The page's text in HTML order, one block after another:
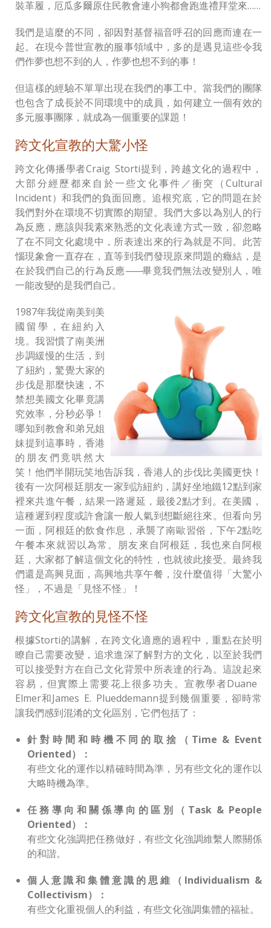
裝革履，厄瓜多爾原住民教會連小狗都會跑進禮拜堂來……
我們是這麼的不同，卻因對基督福音呼召的回應而連在一
起。在現今普世宣教的服事領域中，多的是遇見這些令我
們作夢也想不到的人，作夢也想不到的事！
但這樣的經驗不單單出現在我們的事工中。當我們的團隊
也包含了成長於不同環境中的成員，如何建立一個有效的
多元服事團隊，就成為一個重要的課題！
跨文化宣教的大驚小怪
跨文化傳播學者Craig Storti提到，跨越文化的過程中，
大部分經歷都來自於一些文化事件／衝突（Cultural
Incident）和我們的負面回應。追根究底，它的問題在於
我們對外在環境不切實際的期望。我們大多以為別人的行
為反應，應該與我素來熟悉的文化表達方式一致，卻忽略
了在不同文化處境中，所表達出來的行為就是不同。此苦
惱現象會一直存在，直等到我們發現原來問題的癥結，是
在於我們自己的行為反應——畢竟我們無法改變別人，唯
一能改變的是我們自己。
1987年我從南美到美
國留學，在紐約入
境。我習慣了南美洲
步調緩慢的生活，到
了紐約，驚覺大家的
步伐是那麼快速，不
禁想美國文化畢竟講
究效率，分秒必爭！
哪知到教會和弟兄姐
妹提到這事時，香港
的朋友們竟哄然大
笑！他們半開玩笑地告訴我，香港人的步伐比美國更快！
後有一次阿根廷朋友一家到訪紐約，講好坐地鐵12點到家
裡來共進午餐，結果一路遲延，最後2點才到。在美國，
這種遲到程度或許會讓一般人氣到想斷絕往來。但看向另
一面，阿根廷的飲食作息，承襲了南歐習俗，下午2點吃
午餐本來就習以為常。朋友來自阿根廷，我也來自阿根
廷，大家都了解這個文化的特性，也就彼此接受。最終我
們還是高興見面，高興地共享午餐，沒什麼值得「大驚小
怪」，不過是「見怪不怪」！
跨文化宣教的見怪不怪
根據Storti的講解，在跨文化適應的過程中，重點在於明
瞭自己需要改變，追求進深了解對方的文化，以至於我們
可以接受對方在自己文化背景中所表達的行為。這說起來
容易，但實際上需要花上很多功夫。宣教學者Duane
Elmer和James E. Plueddemann提到幾個重要，卻時常
讓我們感到混淆的文化區別，它們包括了：
針對時間和時機不同的取捨（Time & Event
Oriented）：
有些文化的運作以精確時間為準，另有些文化的運作以
大略時機為準。
任務導向和關係導向的區別（Task & People
Oriented）：
有些文化強調把任務做好，有些文化強調維繫人際關係
的和諧。
個人意識和集體意識的思維（Individualism &
Collectivism）：
有些文化重視個人的利益，有些文化強調集體的福祉。